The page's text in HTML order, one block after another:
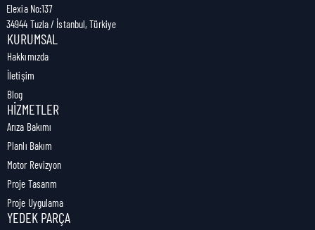
Elexia No:137
34944 Tuzla / İstanbul, Türkiye
KURUMSAL
Hakkımızda
İletişim
Blog
HIZMETLER
Arıza Bakımı
Planlı Bakım
Motor Revizyon
Proje Tasarım
Proje Uygulama
YEDEK PARÇA